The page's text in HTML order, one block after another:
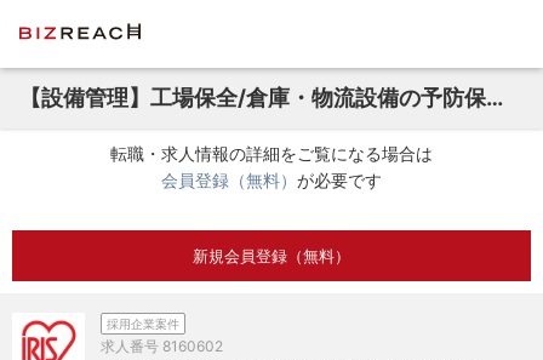
【設備管理】工場保全/倉庫・物流設備の予防保全/搬送機等設備メンテナンス
転職・求人情報の詳細をご覧になる場合は
会員登録（無料） が必要です
新規会員登録（無料）
採用企業案件
求人番号 8160602